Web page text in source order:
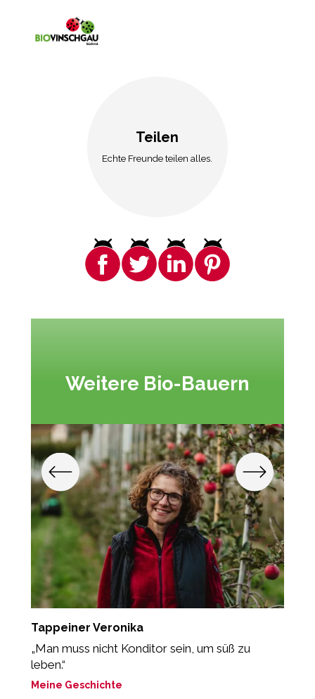
Teilen
Echte Freunde teilen alles.
Weitere Bio-Bauern
Tappeiner Veronika
„Man muss nicht Konditor sein, um süß zu
leben.“
Meine Geschichte